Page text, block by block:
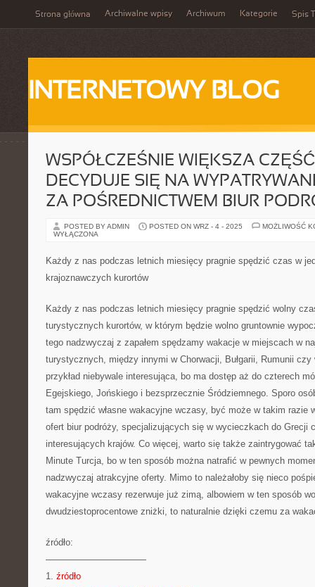
Strona główna Archiwalne wpisy Archiwum Kategorie Spis
INTERNETOWY BLOG
WSPÓŁCZEŚNIE WIĘKSZA
DECYDUJE SIĘ NA
ZA POŚREDNICTWEM BIUR
POSTED BY ADMIN POSTED ON WRZ - 4 - 2025
MOŻLIWOŚĆ
WYŁĄCZONA
Każdy z nas podczas letnich miesięcy pragnie spędzić czas w
krajoznawczych kurortów
Każdy z nas podczas letnich miesięcy pragnie spędzić wolny
turystycznych kurortów, w którym będzie wolno gruntownie
tego nadzwyczaj z zapałem spędzamy wakacje w miejscach w
turystycznych, między innymi w Chorwacji, Bułgarii, Rumunii
przykład niebywale interesująca, bo ma dostęp aż do czterech
Egejskiego, Jońskiego i bezsprzecznie Śródziemnego. Sporo
tam spędzić własne wakacyjne wczasy, być może w takim razie
ofert biur podróży, specjalizujących się w wycieczkach do Grecji
interesujących krajów. Co więcej, warto się także zaintrygować
Minute Turcja, bo w ten sposób można natrafić w pewnych
nadzwyczaj atrakcyjne oferty. Mimo to należałoby się nieco
wakacyjne wczasy rezerwuje już zimą, albowiem w ten sposób
dwudziestoprocentowe zniżki, to naturalnie dzięki czemu za
źródło:
———————————
1. źródło